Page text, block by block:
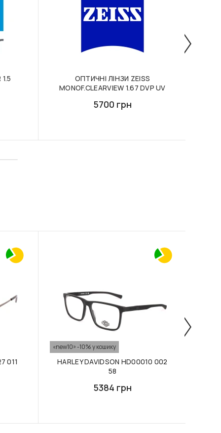
ОПТИЧНІ ЛІНЗИ ZEISS
MONOF.CLEARVIEW 1.67 DVP UV
5700 грн
011
«new10» -10% у кошику
HARLEY DAVIDSON HD00010 002
58
5384 грн